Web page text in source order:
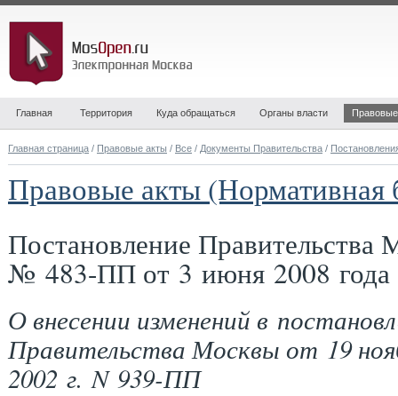
Главная Территория Куда обращаться Органы власти
Главная страница / Правовые акты / Все / Документы Правительства /
Правовые акты (Нормативная
Постановление Правительства
№ 483-ПП от 3 июня 2008 года
О внесении изменений в
Правительства Москвы от 19
2002 г. N 939-ПП